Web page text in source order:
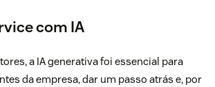
com IA
a IA generativa foi essencial para
da empresa, dar um passo atrás e, por